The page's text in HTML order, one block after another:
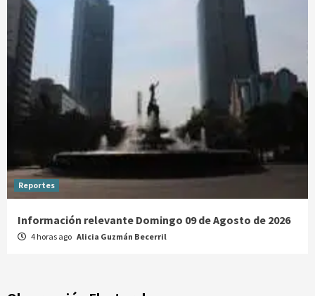
Reportes
Información relevante Domingo 09 de Agosto de 2026
4 horas ago Alicia Guzmán Becerril